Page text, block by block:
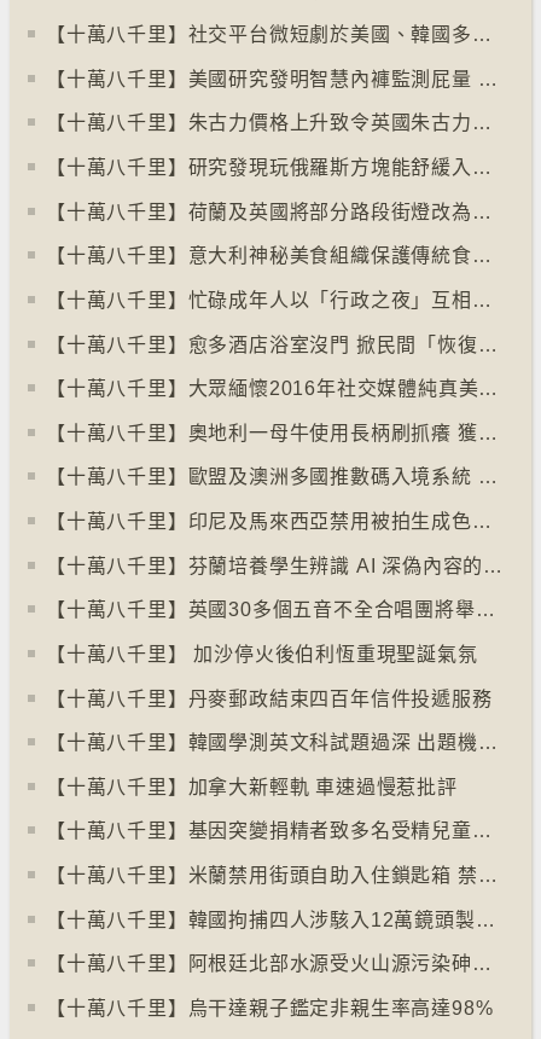
【十萬八千里】社交平台微短劇於美國、韓國多地掀熱潮
【十萬八千里】美國研究發明智慧內褲監測屁量 以助改善消化系統
【十萬八千里】朱古力價格上升致令英國朱古力盜竊案高升
【十萬八千里】研究發現玩俄羅斯方塊能舒緩入侵性創傷後遺症
【十萬八千里】荷蘭及英國將部分路段街燈改為紅色
【十萬八千里】意大利神秘美食組織保護傳統食物、烹飪方法和菜餚
【十萬八千里】忙碌成年人以「行政之夜」互相督促完成擱置私務
【十萬八千里】愈多酒店浴室沒門 掀民間「恢復浴室門」倡議運動
【十萬八千里】大眾緬懷2016年社交媒體純真美好體驗
【十萬八千里】奧地利一母牛使用長柄刷抓癢 獲科學家確定懂得使用工具
【十萬八千里】歐盟及澳洲多國推數碼入境系統 毋須護照蓋章
【十萬八千里】印尼及馬來西亞禁用被拍生成色情影像的人工智能平台Grok
【十萬八千里】芬蘭培養學生辨識 AI 深偽內容的能力
【十萬八千里】英國30多個五音不全合唱團將舉行十周年誌慶
【十萬八千里】 加沙停火後伯利恆重現聖誕氣氛
【十萬八千里】丹麥郵政結束四百年信件投遞服務
【十萬八千里】韓國學測英文科試題過深 出題機構院長引咎辭職
【十萬八千里】加拿大新輕軌 車速過慢惹批評
【十萬八千里】基因突變捐精者致多名受精兒童患癌
【十萬八千里】米蘭禁用街頭自助入住鎖匙箱 禁自助入住民宿
【十萬八千里】韓國拘捕四人涉駭入12萬鏡頭製色情內容
【十萬八千里】阿根廷北部水源受火山源污染砷含量超標
【十萬八千里】烏干達親子鑑定非親生率高達98%